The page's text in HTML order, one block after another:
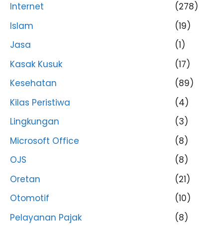
Internet
(278)
Islam
(19)
Jasa
(1)
Kasak Kusuk
(17)
Kesehatan
(89)
Kilas Peristiwa
(4)
Lingkungan
(3)
Microsoft Office
(8)
OJS
(8)
Oretan
(21)
Otomotif
(10)
Pelayanan Pajak
(8)